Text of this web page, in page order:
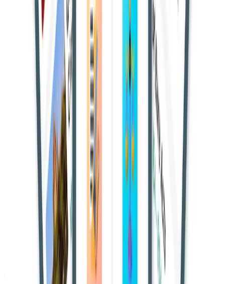
एक महत्वपूर्ण निर्णय में, जम्मू और कश्मीर हाईकोर्ट ने स्पष्ट किया है कि
यदि जम्मू-कश्मीर भूमि अधिग्रहण अधिनियम की धारा 6 के तहत घोषणा
के दो वर्षों के भीतर पुरस्कार जारी नहीं किया जाता है, तो पूरी अधिग्रहण
प्रक्रिया अपने आप रद्द मानी जाएगी, जब तक कि अदालत द्वारा कोई स्थगन
आदेश न हो।
यह निर्णय अब्दुल गनी और एक अन्य द्वारा दायर याचिका में आया,
जिन्होंने जिला रियासी के थुरू गांव में स्थित 6 कनाल 6 मरला भूमि के
अधिग्रहण को चुनौती दी थी। उनकी भूमि को सार्वजनिक उद्देश्य — धर्मारी
में स्वीकृत डिग्री कॉलेज तक सड़क निर्माण के लिए — अधिसूचित किया
गया था, लेकिन न तो कोई अंतिम पुरस्कार जारी किया गया और न ही कोई
मुआवज़ा दिया गया, जबकि भूमि का उपयोग पहले ही शुरू हो चुका था।
समयपूर्व रिहाई मामले में सुप्रीम कोर्ट ने दिल्ली सरकार को
फटकार लगाई, प्रक्रिया में अनियमितता पर मांगा स्पष्टीकरण
इस भूमि को पहले 18.06.2015 को राज्य अधिनियम की धारा 4 के तहत
अधिसूचित किया गया था और इसके बाद 23.02.2017 को धारा 6 और
7 के तहत घोषणा की गई थी। हालांकि, आज तक कोई अंतिम पुरस्कार
जारी नहीं किया गया।